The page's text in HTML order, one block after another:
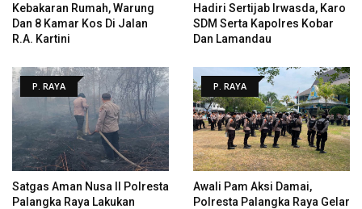
Kebakaran Rumah, Warung
Dan 8 Kamar Kos Di Jalan
R.A. Kartini
Hadiri Sertijab Irwasda, Karo
SDM Serta Kapolres Kobar
Dan Lamandau
P. RAYA
Satgas Aman Nusa II Polresta
Palangka Raya Lakukan
P. RAYA
Awali Pam Aksi Damai,
Polresta Palangka Raya Gelar